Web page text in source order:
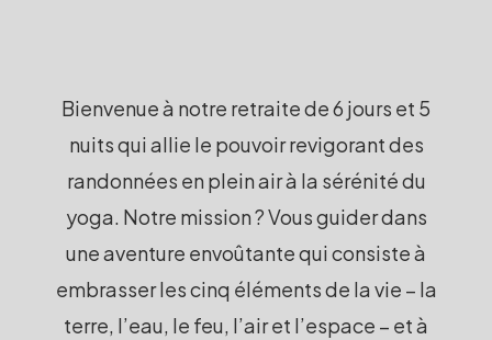
Bienvenue à notre retraite de 6 jours et 5
nuits qui allie le pouvoir revigorant des
randonnées en plein air à la sérénité du
yoga. Notre mission ? Vous guider dans
une aventure envoûtante qui consiste à
embrasser les cinq éléments de la vie – la
terre, l’eau, le feu, l’air et l’espace – et à